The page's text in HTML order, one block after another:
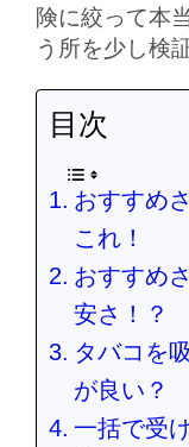
険に絞って本
う所を少し検
目次
おすすめ
これ！
おすすめ
安さ！？
タバコを
が良い？
一括で受